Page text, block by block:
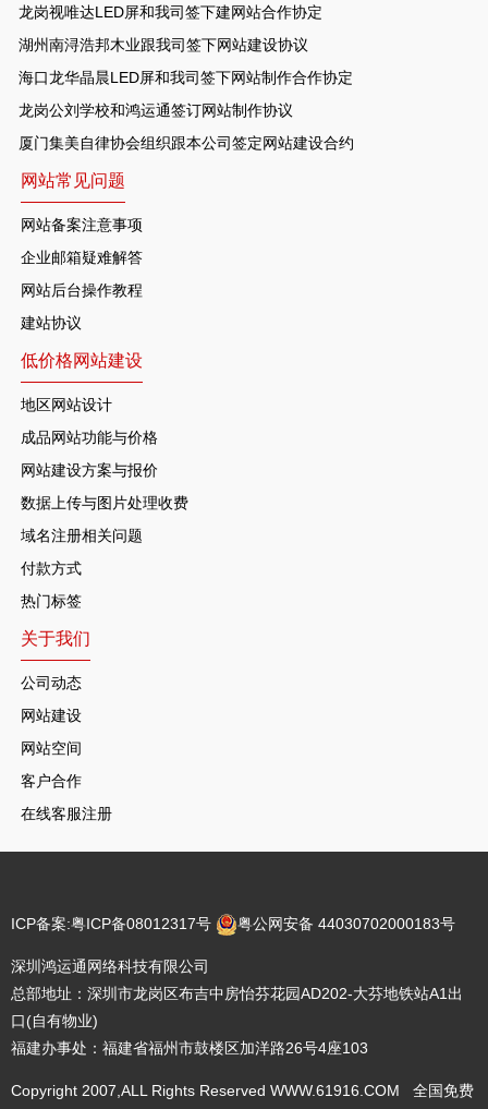
龙岗视唯达LED屏和我司签下建网站合作协定
湖州南浔浩邦木业跟我司签下网站建设协议
海口龙华晶晨LED屏和我司签下网站制作合作协定
龙岗公刘学校和鸿运通签订网站制作协议
厦门集美自律协会组织跟本公司签定网站建设合约
网站常见问题
网站备案注意事项
企业邮箱疑难解答
网站后台操作教程
建站协议
低价格网站建设
地区网站设计
成品网站功能与价格
网站建设方案与报价
数据上传与图片处理收费
域名注册相关问题
付款方式
热门标签
关于我们
公司动态
网站建设
网站空间
客户合作
在线客服注册
ICP备案:粤ICP备08012317号 粤公网安备 44030702000183号
深圳鸿运通网络科技有限公司
总部地址：深圳市龙岗区布吉中房怡芬花园AD202-大芬地铁站A1出
口(自有物业)
福建办事处：福建省福州市鼓楼区加洋路26号4座103
Copyright 2007,ALL Rights Reserved WWW.61916.COM 全国免费